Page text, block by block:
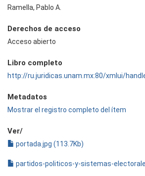
Ramella, Pablo A.
Derechos de acceso
Acceso abierto
Libro completo
http://ru.juridicas.unam.mx:80/xmlui/
Metadatos
Mostrar el registro completo del ítem
Ver/
portada.jpg (113.7Kb)
partidos-politicos-y-sistemas-